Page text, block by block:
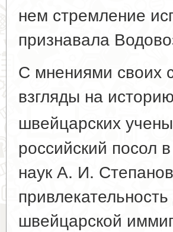
нем стремление
признавала
С мнениями своих
взгляды на
швейцарских
российский посол
наук А. И.
швейцарской